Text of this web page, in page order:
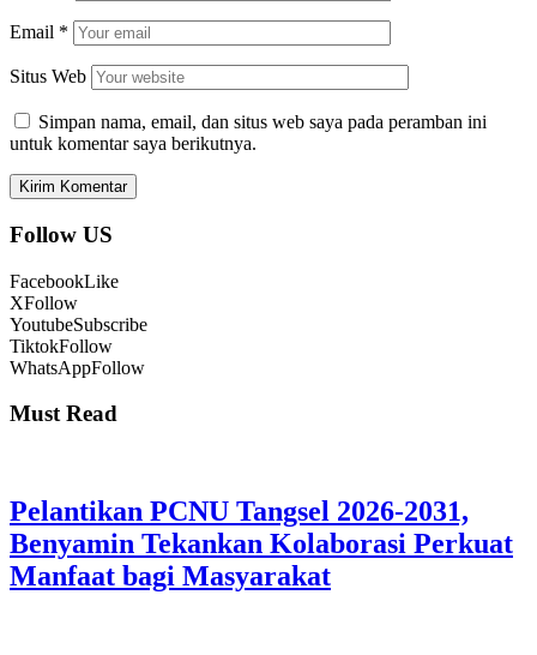
Email *
Situs Web
Simpan nama, email, dan situs web saya pada peramban ini
untuk komentar saya berikutnya.
Follow US
FacebookLike
XFollow
YoutubeSubscribe
TiktokFollow
WhatsAppFollow
Must Read
Pelantikan PCNU Tangsel 2026-2031,
Benyamin Tekankan Kolaborasi Perkuat
Manfaat bagi Masyarakat